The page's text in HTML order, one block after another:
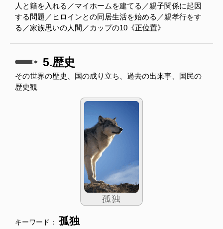
人と籍を入れる／マイホームを建てる／親子関係に起因
する問題／ヒロインとの同居生活を始める／親孝行をす
る／家族思いの人間／カップの10《正位置》
5.歴史
その世界の歴史、国の成り立ち、過去の出来事、国民の
歴史観
キーワード： 孤独